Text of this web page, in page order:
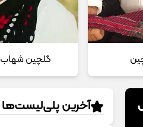
گلچین شهاب
آخرین پلی‌لیست‌ها